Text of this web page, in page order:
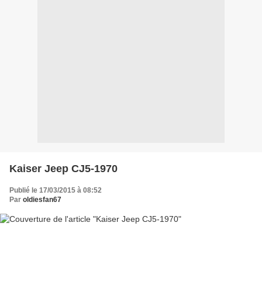
Kaiser Jeep CJ5-1970
Publié le 17/03/2015 à 08:52
Par oldiesfan67